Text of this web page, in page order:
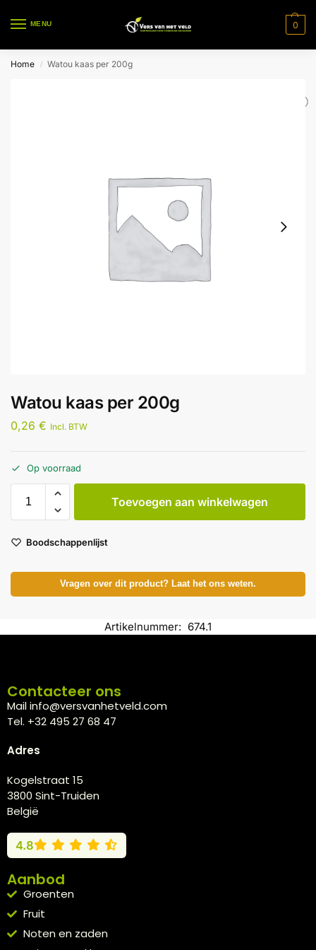
MENU 0
Home / Watou kaas per 200g
Watou kaas per 200g
0,26 € Incl. BTW
Op voorraad
Toevoegen aan winkelwagen
Boodschappenlijst
Vragen over dit product? Laat het ons weten.
Artikelnummer: 674.1
Contacteer ons
Mail info@versvanhetveld.com
Tel. +32 495 27 68 47
Adres
Kogelstraat 15
3800 Sint-Truiden
België
4.8
Aanbod
Groenten
Fruit
Noten en zaden